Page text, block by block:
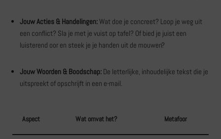
Jouw Acties & Handelingen:Wat doe je concreet? Loop je weg uit
een conflict? Sla je met je vuist op tafel? Of bied je juist een
luisterend oor en steek je je handen uit de mouwen?
Jouw Woorden & Boodschap: De letterlijke, inhoudelijke tekst die je
uitspreekt of opschrijft in een e-mail.
Aspect Wat omvat het? Metafoor